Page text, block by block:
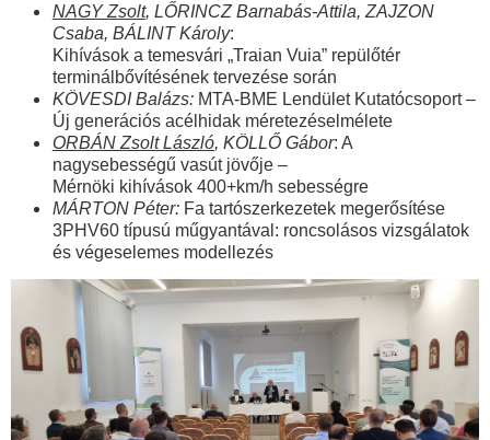
NAGY Zsolt, LŐRINCZ Barnabás-Attila, ZAJZON
Csaba, BÁLINT Károly:
Kihívások a temesvári „Traian Vuia” repülőtér
terminálbővítésének tervezése során
KÖVESDI Balázs:MTA-BME Lendület Kutatócsoport –
Új generációs acélhidak méretezéselmélete
ORBÁN Zsolt László, KÖLLŐ Gábor: A
nagysebességű vasút jövője –
Mérnöki kihívások 400+km/h sebességre
MÁRTON Péter:Fa tartószerkezetek megerősítése
3PHV60 típusú műgyantával: roncsolásos vizsgálatok
és végeselemes modellezés